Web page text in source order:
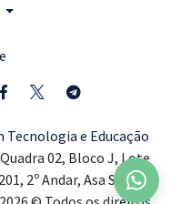
Tecnologia e Educação
02, Bloco J, Lote
2º Andar, Asa Sul,